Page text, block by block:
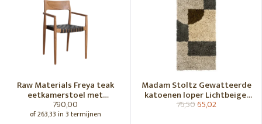
Raw Materials Freya teak
eetkamerstoel met
armleuning - Zwart (set of 2)
790,00
of 263,33 in 3 termijnen
Madam Stoltz Gewatteerde
katoenen loper Lichtbeige,
gebroken wit, grijs, groen
76,5065,02